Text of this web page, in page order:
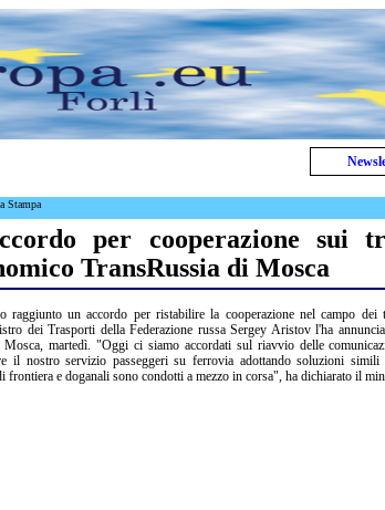
Stampa
per cooperazione sui
TransRussia di Mosca
raggiunto un accordo per ristabilire la cooperazione nel campo
dei Trasporti della Federazione russa Sergey Aristov l'ha
martedì. "Oggi ci siamo accordati sul riavvio delle
il nostro servizio passeggeri su ferrovia adottando soluzioni
e doganali sono condotti a mezzo in corsa", ha dichiarato il